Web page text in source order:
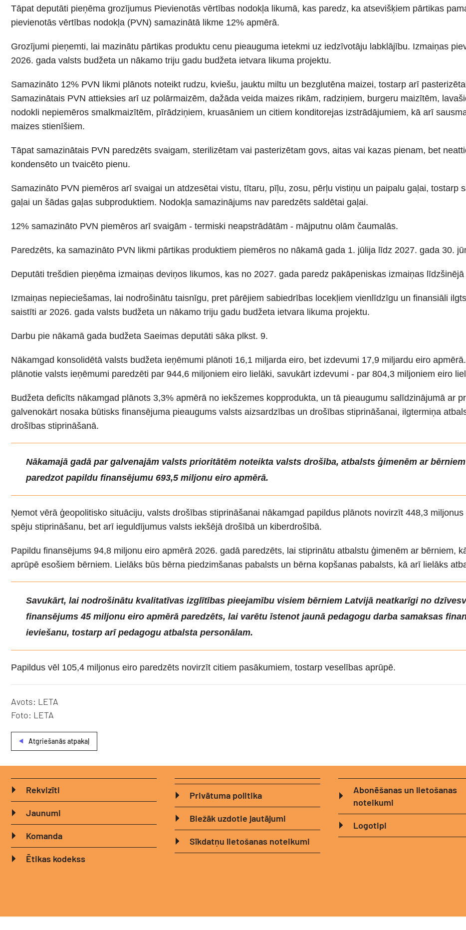
Tāpat deputāti pieņēma grozījumus Pievienotās vērtības nodokļa likumā, kas paredz, ka atsevišķiem pārtikas
pievienotās vērtības nodokļa (PVN) samazinātā likme 12% apmērā.
Grozījumi pieņemti, lai mazinātu pārtikas produktu cenu pieauguma ietekmi uz iedzīvotāju labklājību. Izmaiņas
2026. gada valsts budžeta un nākamo triju gadu budžeta ietvara likuma projektu.
Samazināto 12% PVN likmi plānots noteikt rudzu, kviešu, jauktu miltu un bezglutēna maizei, tostarp arī
Samazinātais PVN attieksies arī uz polārmaizēm, dažāda veida maizes rikām, radziņiem, burgeru maizītēm,
nodokli nepiemēros smalkmaizītēm, pīrādziņiem, kruasāniem un citiem konditorejas izstrādājumiem, kā arī
maizes stienīšiem.
Tāpat samazinātais PVN paredzēts svaigam, sterilizētam vai pasterizētam govs, aitas vai kazas pienam, bet
kondensēto un tvaicēto pienu.
Samazināto PVN piemēros arī svaigai un atdzesētai vistu, tītaru, pīļu, zosu, pērļu vistiņu un paipalu gaļai, tostarp
gaļai un šādas gaļas subproduktiem. Nodokļa samazinājums nav paredzēts saldētai gaļai.
12% samazināto PVN piemēros arī svaigām - termiski neapstrādātām - mājputnu olām čaumalās.
Paredzēts, ka samazināto PVN likmi pārtikas produktiem piemēros no nākamā gada 1. jūlija līdz 2027. gada 30.
Deputāti trešdien pieņēma izmaiņas deviņos likumos, kas no 2027. gada paredz pakāpeniskas izmaiņas
Izmaiņas nepieciešamas, lai nodrošinātu taisnīgu, pret pārējiem sabiedrības locekļiem vienlīdzīgu un finansiāli
saistīti ar 2026. gada valsts budžeta un nākamo triju gadu budžeta ietvara likuma projektu.
Darbu pie nākamā gada budžeta Saeimas deputāti sāka plkst. 9.
Nākamgad konsolidētā valsts budžeta ieņēmumi plānoti 16,1 miljarda eiro, bet izdevumi 17,9 miljardu eiro
plānotie valsts ieņēmumi paredzēti par 944,6 miljoniem eiro lielāki, savukārt izdevumi - par 804,3 miljoniem eiro
Budžeta deficīts nākamgad plānots 3,3% apmērā no iekšzemes kopprodukta, un tā pieaugumu salīdzinājumā ar
galvenokārt nosaka būtisks finansējuma pieaugums valsts aizsardzības un drošības stiprināšanai, ilgtermiņa
drošības stiprināšanā.
Nākamajā gadā par galvenajām valsts prioritātēm noteikta valsts drošība, atbalsts ģimenēm ar
paredzot papildu finansējumu 693,5 miljonu eiro apmērā.
Ņemot vērā ģeopolitisko situāciju, valsts drošības stiprināšanai nākamgad papildus plānots novirzīt 448,3
spēju stiprināšanu, bet arī ieguldījumus valsts iekšējā drošībā un kiberdrošībā.
Papildu finansējums 94,8 miljonu eiro apmērā 2026. gadā paredzēts, lai stiprinātu atbalstu ģimenēm ar bērniem,
aprūpē esošiem bērniem. Lielāks būs bērna piedzimšanas pabalsts un bērna kopšanas pabalsts, kā arī lielāks
Savukārt, lai nodrošinātu kvalitatīvas izglītības pieejamību visiem bērniem Latvijā neatkarīgi no
finansējums 45 miljonu eiro apmērā paredzēts, lai varētu īstenot jaunā pedagogu darba samaksas
ieviešanu, tostarp arī pedagogu atbalsta personālam.
Papildus vēl 105,4 miljonus eiro paredzēts novirzīt citiem pasākumiem, tostarp veselības aprūpē.
Avots: LETA
Foto: LETA
Atgriešanās atpakaļ
Rekvizīti
Jaunumi
Komanda
Ētikas kodekss
Privātuma politika
Biežāk uzdotie jautājumi
Sīkdatņu lietošanas noteikumi
Abonēšanas un lietošanas
noteikumi
Logotipi